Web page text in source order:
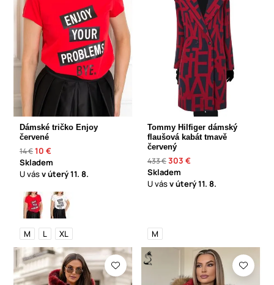
Dámské tričko Enjoy
červené
14 €10 €
Skladem
U vásv úterý11. 8.
M L XL
Tommy Hilfiger dámský
flaušová kabát tmavě
červený
433 €303 €
Skladem
U vásv úterý11. 8.
M